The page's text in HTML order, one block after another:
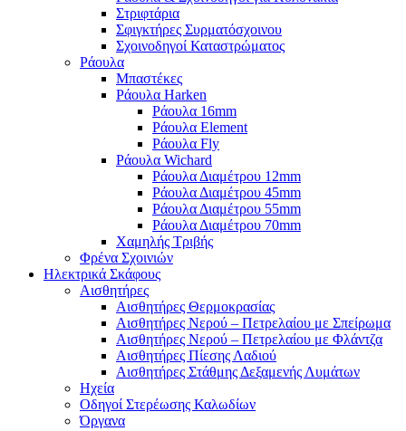
Στριφτάρια
Σφιγκτήρες Συρματόσχοινου
Σχοινοδηγοί Καταστρώματος
Ράουλα
Μπαστέκες
Ράουλα Harken
Ράουλα 16mm
Ράουλα Element
Ράουλα Fly
Ράουλα Wichard
Ράουλα Διαμέτρου 12mm
Ράουλα Διαμέτρου 45mm
Ράουλα Διαμέτρου 55mm
Ράουλα Διαμέτρου 70mm
Χαμηλής Τριβής
Φρένα Σχοινιών
Ηλεκτρικά Σκάφους
Αισθητήρες
Αισθητήρες Θερμοκρασίας
Αισθητήρες Νερού – Πετρελαίου με Σπείρωμα
Αισθητήρες Νερού – Πετρελαίου με Φλάντζα
Αισθητήρες Πίεσης Λαδιού
Αισθητήρες Στάθμης Δεξαμενής Λυμάτων
Ηχεία
Οδηγοί Στερέωσης Καλωδίων
Όργανα